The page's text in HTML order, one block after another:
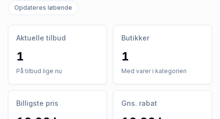
Opdateres løbende
Aktuelle tilbud
1
På tilbud lige nu
Butikker
1
Med varer i kategorien
Billigste pris Gns. rabat